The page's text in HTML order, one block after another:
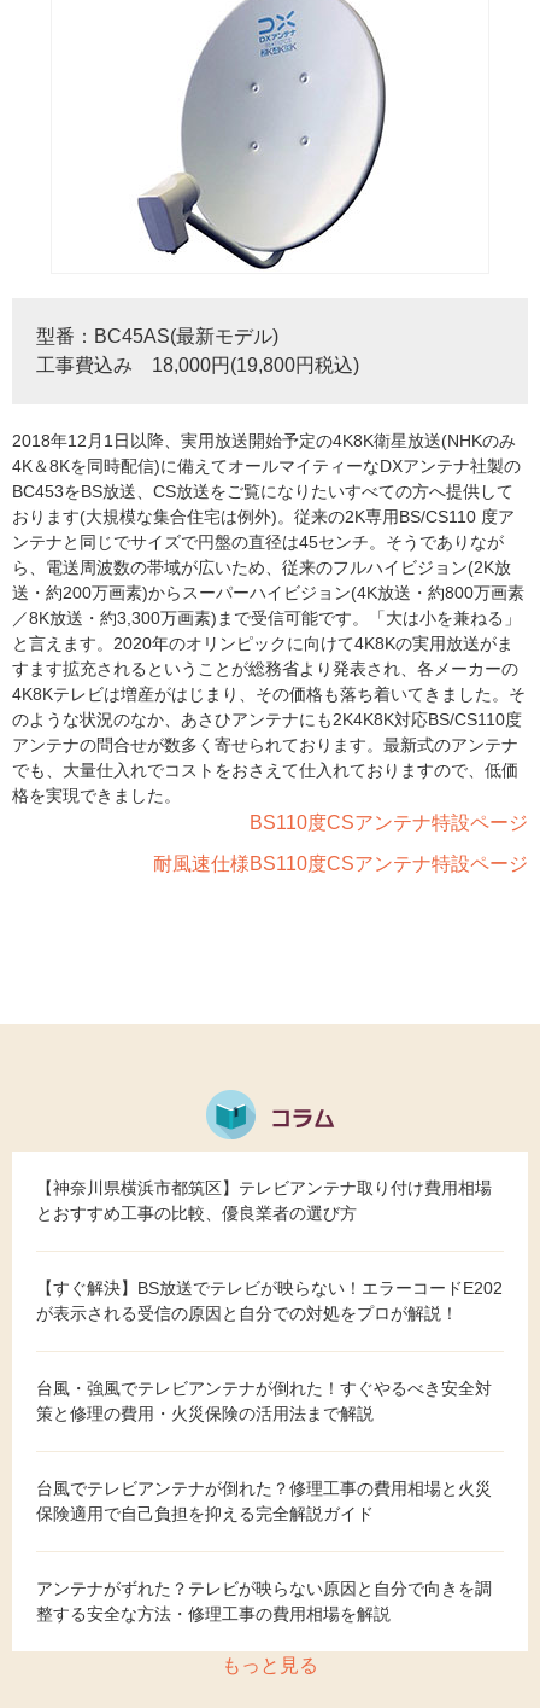
型番：BC45AS(最新モデル)
工事費込み 18,000円(19,800円税込)
2018年12月1日以降、実用放送開始予定の4K8K衛星放送(NHKのみ
4K＆8Kを同時配信)に備えてオールマイティーなDXアンテナ社製の
BC453をBS放送、CS放送をご覧になりたいすべての方へ提供して
おります(大規模な集合住宅は例外)。従来の2K専用BS/CS110 度ア
ンテナと同じでサイズで円盤の直径は45センチ。そうでありなが
ら、電送周波数の帯域が広いため、従来のフルハイビジョン(2K放
送・約200万画素)からスーパーハイビジョン(4K放送・約800万画素
／8K放送・約3,300万画素)まで受信可能です。「大は小を兼ねる」
と言えます。2020年のオリンピックに向けて4K8Kの実用放送がま
すます拡充されるということが総務省より発表され、各メーカーの
4K8Kテレビは増産がはじまり、その価格も落ち着いてきました。そ
のような状況のなか、あさひアンテナにも2K4K8K対応BS/CS110度
アンテナの問合せが数多く寄せられております。最新式のアンテナ
でも、大量仕入れでコストをおさえて仕入れておりますので、低価
格を実現できました。
BS110度CSアンテナ特設ページ
耐風速仕様BS110度CSアンテナ特設ページ
【神奈川県横浜市都筑区】テレビアンテナ取り付け費用相場
とおすすめ工事の比較、優良業者の選び方
【すぐ解決】BS放送でテレビが映らない！エラーコードE202
が表示される受信の原因と自分での対処をプロが解説！
台風・強風でテレビアンテナが倒れた！すぐやるべき安全対
策と修理の費用・火災保険の活用法まで解説
台風でテレビアンテナが倒れた？修理工事の費用相場と火災
保険適用で自己負担を抑える完全解説ガイド
アンテナがずれた？テレビが映らない原因と自分で向きを調
整する安全な方法・修理工事の費用相場を解説
もっと見る